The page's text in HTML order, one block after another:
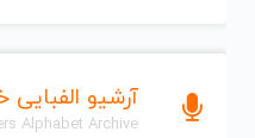
آرشیو الفبایی
Alphabet Archive